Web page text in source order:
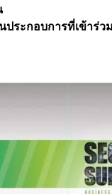
ระกอบการที่เข้าร่วม